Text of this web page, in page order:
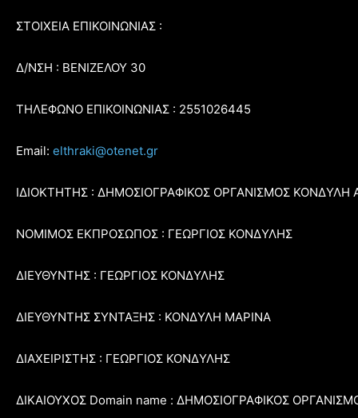
ΣΤΟΙΧΕΙΑ ΕΠΙΚΟΙΝΩΝΙΑΣ :
Δ/ΝΣΗ : ΒΕΝΙΖΕΛΟΥ 30
ΤΗΛΕΦΩΝΟ ΕΠΙΚΟΙΝΩΝΙΑΣ : 2551026445
Email: elthraki@otenet.gr
ΙΔΙΟΚΤΗΤΗΣ : ΔΗΜΟΣΙΟΓΡΑΦΙΚΟΣ ΟΡΓΑΝΙΣΜΟΣ ΚΟΝΔΥΛΗ
ΝΟΜΙΜΟΣ ΕΚΠΡΟΣΩΠΟΣ : ΓΕΩΡΓΙΟΣ ΚΟΝΔΥΛΗΣ
ΔΙΕΥΘΥΝΤΗΣ : ΓΕΩΡΓΙΟΣ ΚΟΝΔΥΛΗΣ
ΔΙΕΥΘΥΝΤΗΣ ΣΥΝΤΑΞΗΣ : ΚΟΝΔΥΛΗ ΜΑΡΙΝΑ
ΔΙΑΧΕΙΡΙΣΤΗΣ : ΓΕΩΡΓΙΟΣ ΚΟΝΔΥΛΗΣ
ΔΙΚΑΙΟΥΧΟΣ Domain name : ΔΗΜΟΣΙΟΓΡΑΦΙΚΟΣ